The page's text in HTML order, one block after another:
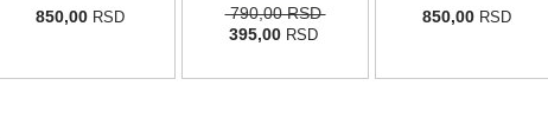
850,00 RSD
790,00 RSD
395,00 RSD
850,00 RSD